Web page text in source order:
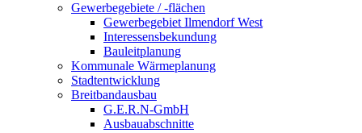
Gewerbegebiete / -flächen
Gewerbegebiet Ilmendorf West
Interessensbekundung
Bauleitplanung
Kommunale Wärmeplanung
Stadtentwicklung
Breitbandausbau
G.E.R.N-GmbH
Ausbauabschnitte